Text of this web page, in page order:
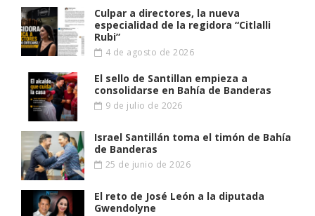
Culpar a directores, la nueva
especialidad de la regidora “Citlalli
Rubi”
4 de agosto de 2026
El sello de Santillan empieza a
consolidarse en Bahía de Banderas
9 de julio de 2026
Israel Santillán toma el timón de Bahía
de Banderas
25 de junio de 2026
El reto de José León a la diputada
Gwendolyne